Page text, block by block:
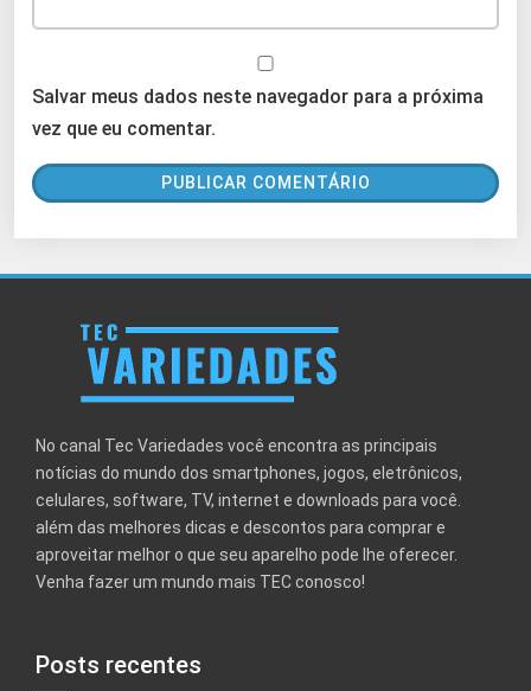
Salvar meus dados neste navegador para a próxima
vez que eu comentar.
No canal Tec Variedades você encontra as principais
notícias do mundo dos smartphones, jogos, eletrônicos,
celulares, software, TV, internet e downloads para você.
além das melhores dicas e descontos para comprar e
aproveitar melhor o que seu aparelho pode lhe oferecer.
Venha fazer um mundo mais TEC conosco!
Posts recentes